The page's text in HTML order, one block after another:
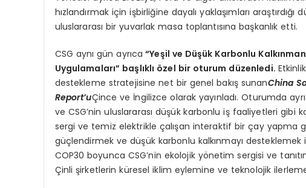
hızlandırmak için işbirliğine dayalı yaklaşımları
uluslararası bir yuvarlak masa toplantısına başkanlık etti.
CSG aynı gün ayrıca “Yeşil ve Düşük Karbonlu
Uygulamaları” başlıklı özel bir oturum düzenledi.
destekleme stratejisine net bir genel bakış sunanChina
Report’uÇince ve İngilizce olarak yayınladı. Oturumda
ve CSG’nin uluslararası düşük karbonlu iş faaliyetleri gibi
sergi ve temiz elektrikle çalışan interaktif bir çay yapma
güçlendirmek ve düşük karbonlu kalkınmayı
COP30 boyunca CSG’nin ekolojik yönetim sergisi ve
Çinli şirketlerin küresel iklim eylemine ve teknolojik